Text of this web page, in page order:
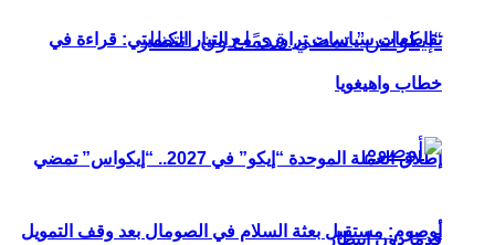
إطلاق العملة الموحدة “إيكو” في 2027.. “إيكواس” تمضي
قدمًا دون انتظار
تقاطعات سياسات تراوري مع التيار الكيميتي: قراءة في
خطاب واهيغويا
أوصوم: مستقبل بعثة السلام في الصومال بعد وقف التمويل